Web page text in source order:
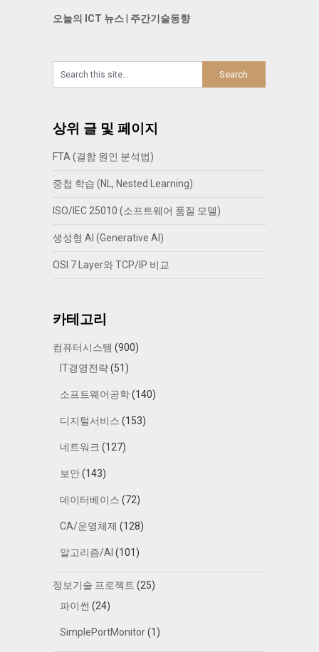
오늘의 ICT 뉴스| 주간기술동향
상위 글 및 페이지
FTA (결함 원인 분석법)
중첩 학습 (NL, Nested Learning)
ISO/IEC 25010 (소프트웨어 품질 모델)
생성형 AI (Generative AI)
OSI 7 Layer와 TCP/IP 비교
카테고리
컴퓨터시스템 (900)
IT경영전략(51)
소프트웨어공학(140)
디지털서비스 (153)
네트워크 (127)
보안(143)
데이터베이스 (72)
CA/운영체제 (128)
알고리즘/AI (101)
정보기술 프로젝트 (25)
파이썬 (24)
SimplePortMonitor(1)